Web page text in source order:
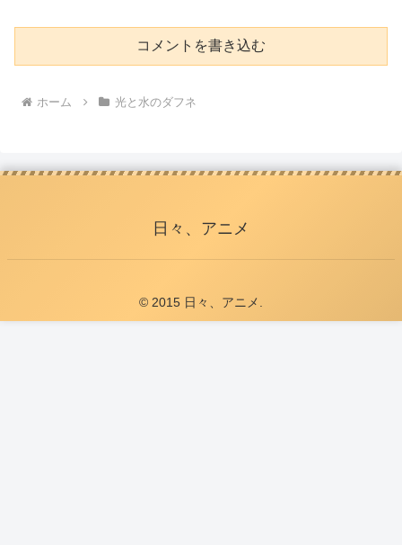
コメントを書き込む
ホーム 光と水のダフネ
日々、アニメ
© 2015 日々、アニメ.